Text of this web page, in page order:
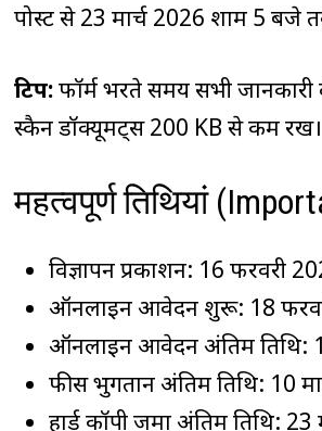
पोस्ट से 23 मार्च 2026 शाम 5 बजे
टिप:फॉर्म भरते समय सभी जानकारी
स्कैन डॉक्यूमेंट्स 200 KB से कम रखें।
महत्वपूर्ण तिथियां
विज्ञापन प्रकाशन: 16 फरवरी
ऑनलाइन आवेदन शुरू: 18
ऑनलाइन आवेदन अंतिम तिथि:
फीस भुगतान अंतिम तिथि: 10
हार्ड कॉपी जमा अंतिम तिथि: